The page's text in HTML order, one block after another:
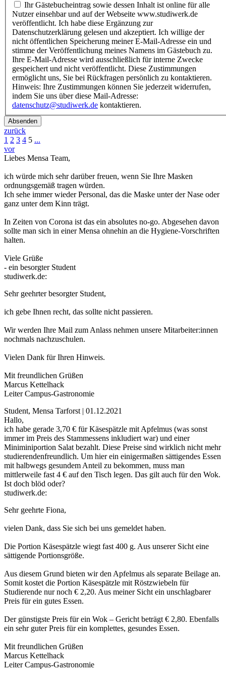
Ihr Gästebucheintrag sowie dessen Inhalt ist online für alle
Nutzer einsehbar und auf der Webseite www.studiwerk.de
veröffentlicht. Ich habe diese Ergänzung zur
Datenschutzerklärung gelesen und akzeptiert. Ich willige der
nicht öffentlichen Speicherung meiner E-Mail-Adresse ein und
stimme der Veröffentlichung meines Namens im Gästebuch zu.
Ihre E-Mail-Adresse wird ausschließlich für interne Zwecke
gespeichert und nicht veröffentlicht. Diese Zustimmungen
ermöglicht uns, Sie bei Rückfragen persönlich zu kontaktieren.
Hinweis: Ihre Zustimmungen können Sie jederzeit widerrufen,
indem Sie uns über diese Mail-Adresse:
datenschutz@studiwerk.de kontaktieren.
Absenden
zurück
1 2 3 4 5 ...
vor
Liebes Mensa Team,
ich würde mich sehr darüber freuen, wenn Sie Ihre Masken
ordnungsgemäß tragen würden.
Ich sehe immer wieder Personal, das die Maske unter der Nase oder
ganz unter dem Kinn trägt.
In Zeiten von Corona ist das ein absolutes no-go. Abgesehen davon
sollte man sich in einer Mensa ohnehin an die Hygiene-Vorschriften
halten.
Viele Grüße
- ein besorgter Student
studiwerk.de:
Sehr geehrter besorgter Student,
ich gebe Ihnen recht, das sollte nicht passieren.
Wir werden Ihre Mail zum Anlass nehmen unsere Mitarbeiter:innen
nochmals nachzuschulen.
Vielen Dank für Ihren Hinweis.
Mit freundlichen Grüßen
Marcus Kettelhack
Leiter Campus-Gastronomie
Student, Mensa Tarforst | 01.12.2021
Hallo,
ich habe gerade 3,70 € für Käsespätzle mit Apfelmus (was sonst
immer im Preis des Stammessens inkludiert war) und einer
Miniminiportion Salat bezahlt. Diese Preise sind wirklich nicht mehr
studierendenfreundlich. Um hier ein einigermaßen sättigendes Essen
mit halbwegs gesundem Anteil zu bekommen, muss man
mittlerweile fast 4 € auf den Tisch legen. Das gilt auch für den Wok.
Ist doch blöd oder?
studiwerk.de:
Sehr geehrte Fiona,
vielen Dank, dass Sie sich bei uns gemeldet haben.
Die Portion Käsespätzle wiegt fast 400 g. Aus unserer Sicht eine
sättigende Portionsgröße.
Aus diesem Grund bieten wir den Apfelmus als separate Beilage an.
Somit kostet die Portion Käsespätzle mit Röstzwiebeln für
Studierende nur noch € 2,20. Aus meiner Sicht ein unschlagbarer
Preis für ein gutes Essen.
Der günstigste Preis für ein Wok – Gericht beträgt € 2,80. Ebenfalls
ein sehr guter Preis für ein komplettes, gesundes Essen.
Mit freundlichen Grüßen
Marcus Kettelhack
Leiter Campus-Gastronomie